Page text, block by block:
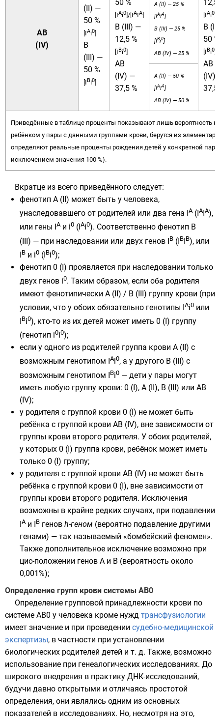
AB
(IV)
(II) —
50 %
[IAi0
B
(III) —
50 %
[IBi0
50 %
[IAi0 ]/[IAIA
B (III) —
12,5 %
[IBi0
AB
(IV) —
37,5 %
A (II) — 25 %
[IAIA]
B (III) — 25 %
[IBi0]
AB (IV) — 25 %
12,5
[IAi0
B
50 %
[IBi0
AB
(IV)
37,5
A (II) — 50 %
[IAIA]
AB (IV) — 50 %
Приведённые в таблице проценты показывают лишь вероятность
ребёнком у пары с данными группами крови, берутся из
определяют реальные проценты рождения детей у конкретной
исключением значения 100 %).
Вкратце из всего приведённого следует:
фенотип A (II) может быть у человека,
унаследовавшего от родителей или два гена I A(I AI A),
или гены I Aи i0 (I Ai0). Соответственно фенотип B
(III) — при наследовании или двух генов IB (IBIB), или
B и i0 (I Bi0);
фенотип 0 (I) проявляется при наследовании только
двух генов i0. Таким образом, если оба родителя
имеют фенотипически A (II) / B (III) группу крови (при
условии, что у обоих обязательно генотипы IAi0 или
Bi0), кто-то из их детей может иметь 0 (I) группу
(генотип i0i0);
если у одного из родителей группа крови A (II) с
возможным генотипом IAi0, а у другого B (III) с
возможным генотипом IBi0 — дети у пары могут
иметь любую группу крови: 0 (I), A (II), B (III) или AB
(IV);
у родителя с группой крови 0 (I) не может быть
ребёнка с группой крови AB (IV), вне зависимости от
группы крови второго родителя. У обоих родителей,
у которых 0 (I) группа крови, ребёнок может иметь
только 0 (I) группу;
у родителя с группой крови AB (IV) не может быть
ребёнка с группой крови 0 (I), вне зависимости от
группы крови второго родителя. Исключения
возможны в крайне редких случаях, при подавлении
Aи I B генов h-геном (вероятно подавление другими
генами) — так называемый «бомбейский феномен».
Также дополнительное исключение возможно при
цис-положении генов А и В (вероятность около
0,001%);
Определение групп крови системы AB0
Определение групповой принадлежности крови по
системе AB0 у человека кроме нужд трансфузиологии
имеет значение и при проведении судебно-медицинской
экспертизы, в частности при установлении
биологических родителей детей и т. д. Также, возможно
использование при генеалогических исследованиях. До
широкого внедрения в практику ДНК-исследований,
будучи давно открытыми и отличаясь простотой
определения, они являлись одним из основных
показателей в исследованиях. Но, несмотря на это,